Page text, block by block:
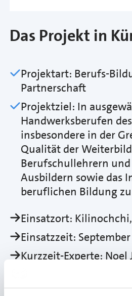
Das Projekt in
Projektart: Berufs-
Partnerschaft
Projektziel: In
Handwerksberufen
insbesondere in der
Qualität der
Berufschullehrern
Ausbildern sowie das
beruflichen Bildung
Einsatzort:
Einsatzzeit:
Kurzzeit-Experte: Noel
Handwerkskammer